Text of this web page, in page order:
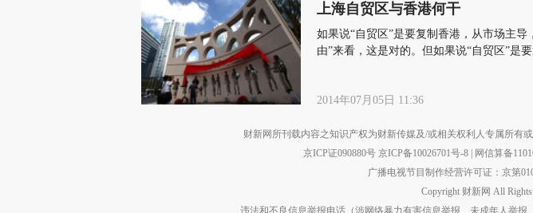
上海自贸区与香港何干
如果说“自贸区”是要复制香港，从市场主导
由”来看，这是对的。但如果说“自贸区”是
2014年07月05日 11:36
财新网所刊载内容之知识产权为财新传媒及/或相关权利人专属所有
京ICP证090880号 京ICP备10026701号-8 网信算备
广播电视节目制作经营许可证：京第
Copyright 财新网 All
违法和不良信息举报电话（涉网络暴力有害信息举报、未成年人举报